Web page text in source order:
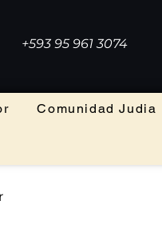
+593 95 961 3074
Comunidad Judia